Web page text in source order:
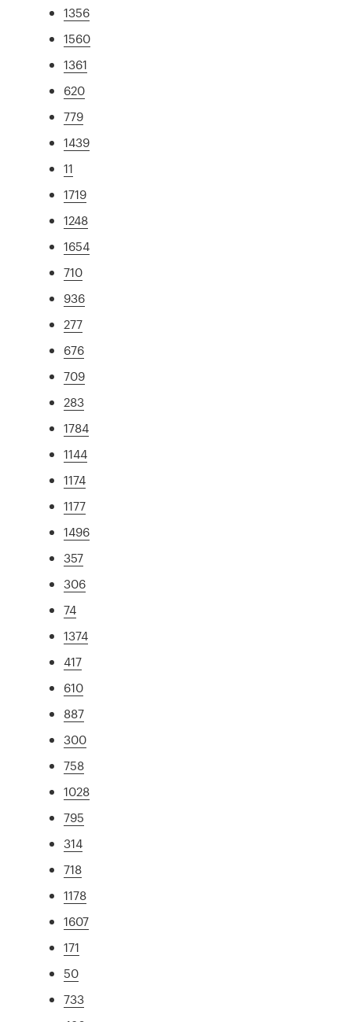
1356
1560
1361
620
779
1439
11
1719
1248
1654
710
936
277
676
709
283
1784
1144
1174
1177
1496
357
306
74
1374
417
610
887
300
758
1028
795
314
718
1178
1607
171
50
733